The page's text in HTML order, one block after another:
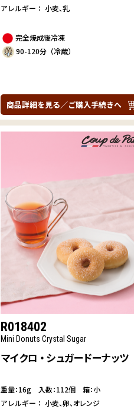
アレルギー： 小麦 乳
完全焼成後冷凍
90-120分（冷蔵）
商品詳細を見る／ご購入手続きへ
R018402
Mini Donuts Crystal Sugar
マイクロ・シュガードーナッツ
重量：16g
入数：112個 箱：小
アレルギー： 小麦 卵 オレンジ